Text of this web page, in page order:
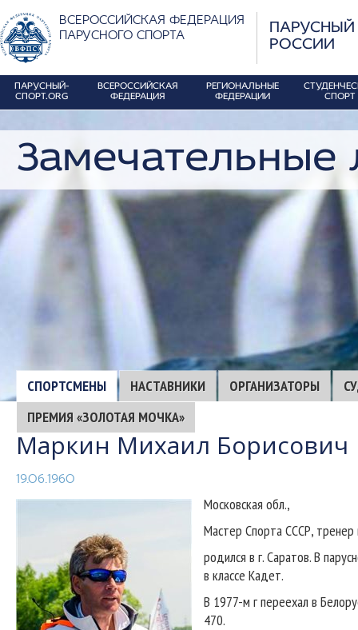
ВСЕРОССИЙСКАЯ ФЕДЕРАЦИЯ
ПАРУСНОГО СПОРТА
ПАРУСНЫЙ
РОССИИ
ПАРУСНЫЙ-
СПОРТ.ORG
ВСЕРОССИЙСКАЯ
ФЕДЕРАЦИЯ
РЕГИОНАЛЬНЫЕ
ФЕДЕРАЦИИ
СПОРТ
Замечательные
CПОРТСМЕНЫ НАСТАВНИКИ ОРГАНИЗАТОРЫ
ПРЕМИЯ «ЗОЛОТАЯ МОЧКА»
Маркин Михаил Борисович
19.06.1960
Московская обл.,
Мастер Спорта СССР,
родился в г. Саратов. В
в классе Кадет.
В 1977-м г переехал в
470.